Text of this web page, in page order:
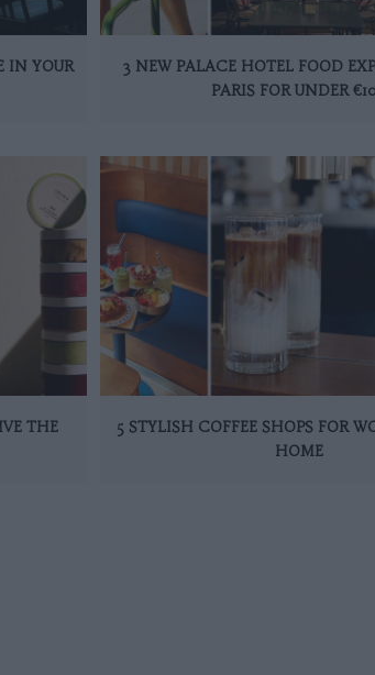
IN YOUR
3 NEW PALACE HOTEL FOOD
PARIS FOR UNDER
THE
5 STYLISH COFFEE SHOPS FOR
HOME